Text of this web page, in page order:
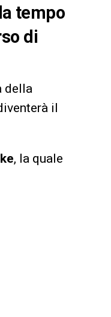
tempo
di
della
il
, la quale